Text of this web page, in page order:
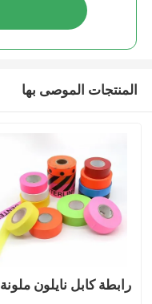
المنتجات الموصى بها
رابطة كابل نايلون ملونة